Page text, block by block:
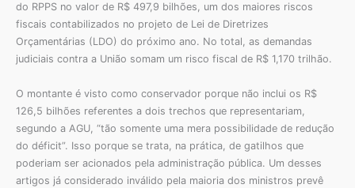
do RPPS no valor de R$ 497,9 bilhões, um dos maiores riscos
fiscais contabilizados no projeto de Lei de Diretrizes
Orçamentárias (LDO) do próximo ano. No total, as demandas
judiciais contra a União somam um risco fiscal de R$ 1,170 trilhão.
O montante é visto como conservador porque não inclui os R$
126,5 bilhões referentes a dois trechos que representariam,
segundo a AGU, “tão somente uma mera possibilidade de redução
do déficit”. Isso porque se trata, na prática, de gatilhos que
poderiam ser acionados pela administração pública. Um desses
artigos já considerado inválido pela maioria dos ministros prevê